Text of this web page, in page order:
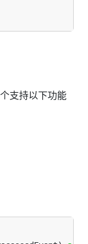
支持以下功能